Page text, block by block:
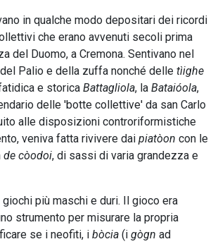
in qualche modo depositari dei ricordi
che erano avvenuti secoli prima
del Duomo, a Cremona. Sentivano nel
Palio e della zuffa nonché delle tìighe
e storica Battagliola, la Bataióola,
delle 'botte collettive' da san Carlo
alle disposizioni controriformistiche
veniva fatta rivivere dai piatòon con le
de còodoi, di sassi di varia grandezza e
più maschi e duri. Il gioco era
strumento per misurare la propria
se i neofiti, i bòcia (i gògn ad